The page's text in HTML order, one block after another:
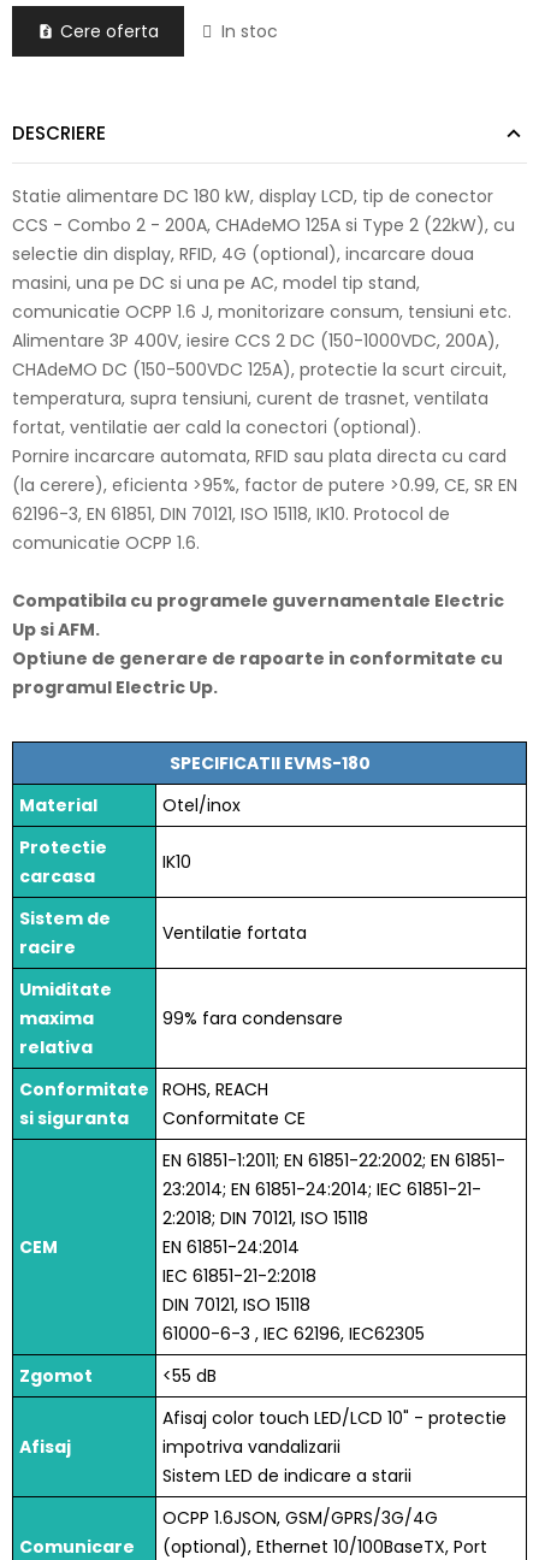
 Cere oferta In stoc
DESCRIERE
Statie alimentare DC 180 kW, display LCD, tip de conector
CCS - Combo 2 - 200A, CHAdeMO 125A si Type 2 (22kW), cu
selectie din display, RFID, 4G (optional), incarcare doua
masini, una pe DC si una pe AC, model tip stand,
comunicatie OCPP 1.6 J, monitorizare consum, tensiuni etc.
Alimentare 3P 400V, iesire CCS 2 DC (150-1000VDC, 200A),
CHAdeMO DC (150-500VDC 125A), protectie la scurt circuit,
temperatura, supra tensiuni, curent de trasnet, ventilata
fortat, ventilatie aer cald la conectori (optional).
Pornire incarcare automata, RFID sau plata directa cu card
(la cerere), eficienta >95%, factor de putere >0.99, CE, SR EN
62196-3, EN 61851, DIN 70121, ISO 15118, IK10. Protocol de
comunicatie OCPP 1.6.
Compatibila cu programele guvernamentale Electric
Up si AFM.
Optiune de generare de rapoarte in conformitate cu
programul Electric Up.
SPECIFICATII EVMS-180
Material
Otel/inox
Protectie
carcasa
IK10
Sistem de
racire
Ventilatie fortata
Umiditate
maxima
relativa
99% fara condensare
Conformitate
si siguranta
ROHS, REACH
Conformitate CE
CEM
EN 61851-1:2011; EN 61851-22:2002; EN 61851-
23:2014; EN 61851-24:2014; IEC 61851-21-
2:2018; DIN 70121, ISO 15118
EN 61851-24:2014
IEC 61851-21-2:2018
DIN 70121, ISO 15118
61000-6-3 , IEC 62196, IEC62305
Zgomot
<55 dB
Afisaj
Afisaj color touch LED/LCD 10" - protectie
impotriva vandalizarii
Sistem LED de indicare a starii
Comunicare
OCPP 1.6JSON, GSM/GPRS/3G/4G
(optional), Ethernet 10/100BaseTX, Port